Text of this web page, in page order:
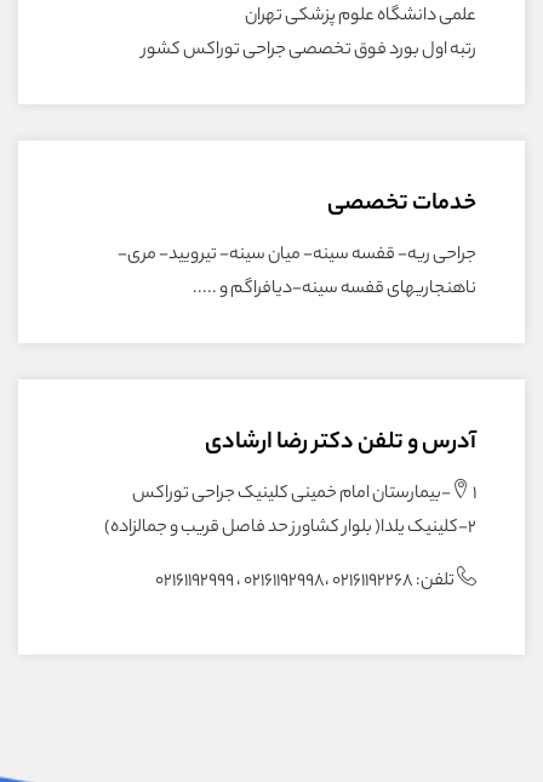
علمی دانشگاه علوم پزشکی تهران
رتبه اول بورد فوق تخصصی جراحی توراکس کشور
خدمات تخصصی
جراحی ریه- قفسه سینه- میان سینه- تیرویید- مری-
ناهنجاریهای قفسه سینه-دیافراگم و .....
آدرس و تلفن دکتر رضا ارشادی
1-بیمارستان امام خمینی کلینیک جراحی توراکس
2-کلینیک یلدا( بلوار کشاورز حد فاصل قریب و جمالزاده)
تلفن: 02161192268 ،02161192998 ، 02161192999